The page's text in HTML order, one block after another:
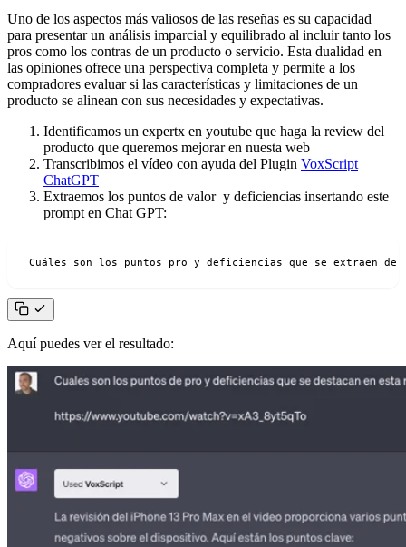
Uno de los aspectos más valiosos de las reseñas es su capacidad
para presentar un análisis imparcial y equilibrado al incluir tanto los
pros como los contras de un producto o servicio. Esta dualidad en
las opiniones ofrece una perspectiva completa y permite a los
compradores evaluar si las características y limitaciones de un
producto se alinean con sus necesidades y expectativas.
Identificamos un expertx en youtube que haga la review del
producto que queremos mejorar en nuesta web
Transcribimos el vídeo con ayuda del Plugin VoxScript
ChatGPT
Extraemos los puntos de valor y deficiencias insertando este
prompt en Chat GPT:
Cuáles son los puntos pro y deficiencias que se extraen de
Aquí puedes ver el resultado: